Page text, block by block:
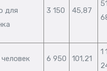
для
3 150 45,87
6 950 101,21
1